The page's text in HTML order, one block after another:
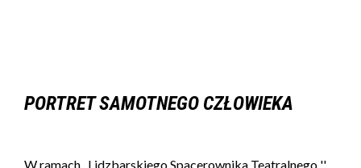
PORTRET SAMOTNEGO CZŁOWIEKA
W ramach ,,Lidzbarskiego Spacerownika Teatralnego ''